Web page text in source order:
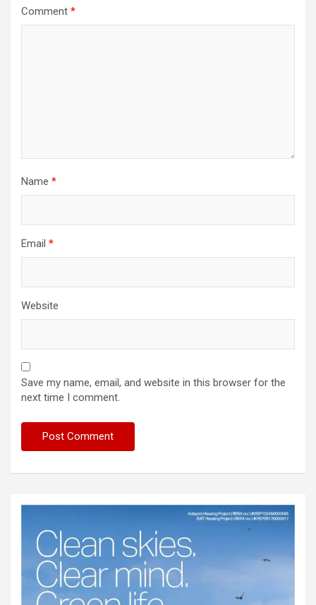
Comment *
Name *
Email *
Website
Save my name, email, and website in this browser for the
next time I comment.